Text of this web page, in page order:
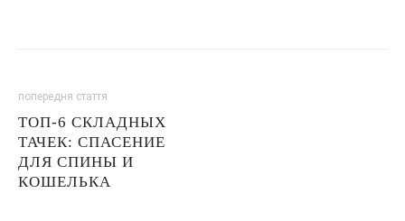
попередня стаття
ТОП-6 СКЛАДНЫХ
ТАЧЕК: СПАСЕНИЕ
ДЛЯ СПИНЫ И
КОШЕЛЬКА